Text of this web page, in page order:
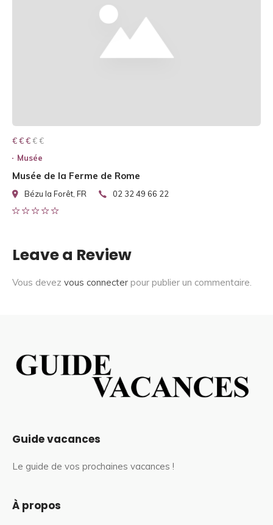
€ € € € €
€ € €
Musée
Musée de la Ferme de Rome
Bézu la Forêt, FR 02 32 49 66 22
Leave a Review
Vous devez vous connecter pour publier un commentaire.
Guide vacances
Le guide de vos prochaines vacances !
À propos